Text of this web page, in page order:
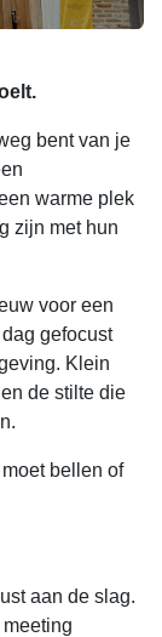
bent van je
warme plek
zijn met hun
voor een
gefocust
Klein
de stilte die
bellen of
aan de slag.